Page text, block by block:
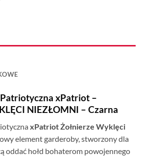
xPatriot –
NIEZŁOMNI – Czarna
xPatriot Żołnierze Wyklęci
element garderoby, stworzony dla
oddać hołd bohaterom powojennego